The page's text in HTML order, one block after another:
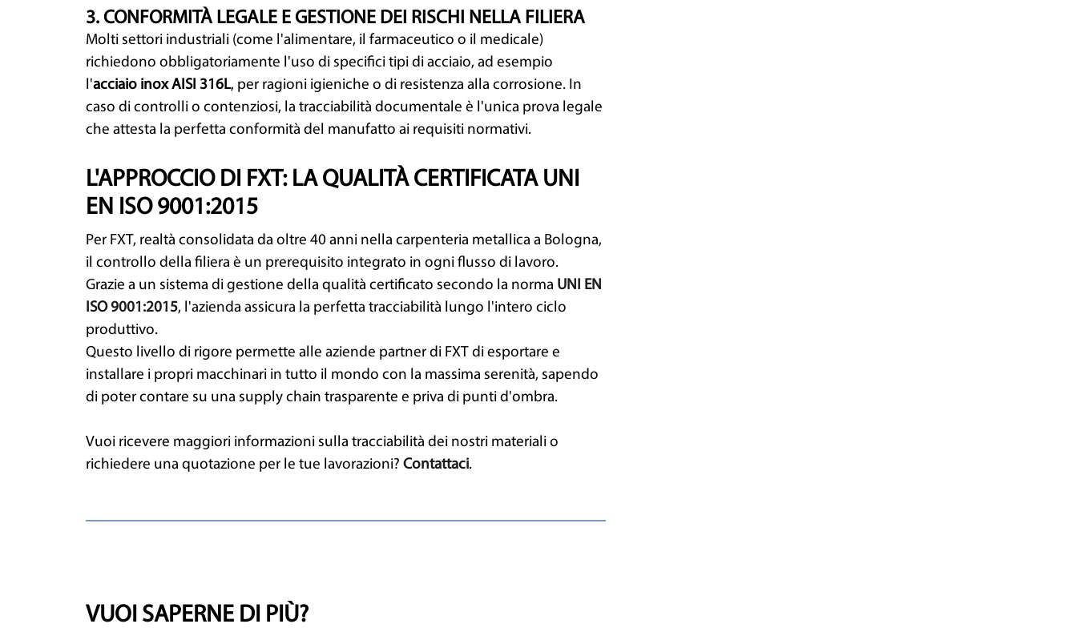
3. CONFORMITÀ LEGALE E GESTIONE DEI RISCHI NELLA FILIERA
Molti settori industriali (come l'alimentare, il farmaceutico o il medicale)
richiedono obbligatoriamente l'uso di specifici tipi di acciaio, ad esempio
l'acciaio inox AISI 316L, per ragioni igieniche o di resistenza alla corrosione. In
caso di controlli o contenziosi, la tracciabilità documentale è l'unica prova legale
che attesta la perfetta conformità del manufatto ai requisiti normativi.
L'APPROCCIO DI FXT: LA QUALITÀ CERTIFICATA UNI
EN ISO 9001:2015
Per FXT, realtà consolidata da oltre 40 anni nella carpenteria metallica a Bologna,
il controllo della filiera è un prerequisito integrato in ogni flusso di lavoro.
Grazie a un sistema di gestione della qualità certificato secondo la norma UNI EN
ISO 9001:2015, l'azienda assicura la perfetta tracciabilità lungo l'intero ciclo
produttivo.
Questo livello di rigore permette alle aziende partner di FXT di esportare e
installare i propri macchinari in tutto il mondo con la massima serenità, sapendo
di poter contare su una supply chain trasparente e priva di punti d'ombra.
Vuoi ricevere maggiori informazioni sulla tracciabilità dei nostri materiali o
richiedere una quotazione per le tue lavorazioni? Contattaci.
VUOI SAPERNE DI PIÙ?